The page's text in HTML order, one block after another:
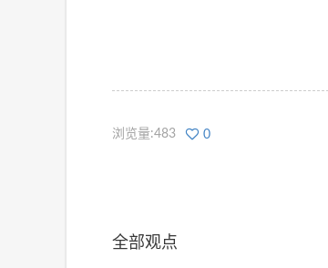
浏览量:483 0
全部观点